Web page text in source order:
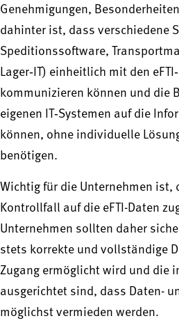
Genehmigungen,
dahinter ist, dass verschiedene
Speditionssoftware,
Lager‑IT) einheitlich mit den
kommunizieren können und die
eigenen IT‑Systemen auf die
können, ohne individuelle
benötigen.
Wichtig für die Unternehmen ist,
Kontrollfall auf die eFTI-Daten
Unternehmen sollten daher
stets korrekte und vollständige
Zugang ermöglicht wird und die
ausgerichtet sind, dass Daten-
möglichst vermieden werden.